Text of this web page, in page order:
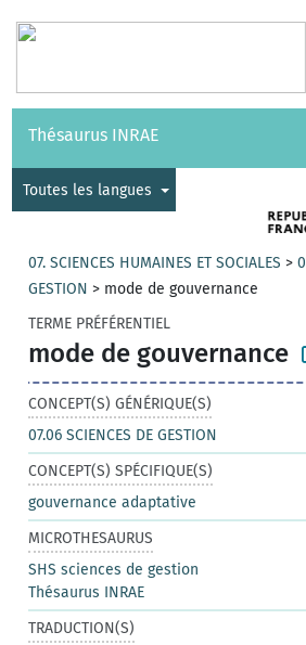
Vocabulaires API
Thésaurus INRAE
Toutes les langues
07. SCIENCES HUMAINES ET SOCIALES >
GESTION > mode de gouvernance
TERME PRÉFÉRENTIEL
mode de gouvernance
CONCEPT(S) GÉNÉRIQUE(S)
07.06 SCIENCES DE GESTION
CONCEPT(S) SPÉCIFIQUE(S)
gouvernance adaptative
MICROTHESAURUS
SHS sciences de gestion
Thésaurus INRAE
TRADUCTION(S)